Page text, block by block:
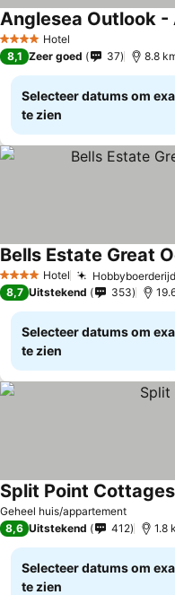
4 SterrenHotel
Anglesea Outlook -
8,1 Zeer goed 37 8.8
Selecteer datums om
te zien
4 SterrenHotel
Bells Estate Great
8,7 Uitstekend 353
Selecteer datums om
te zien
Geheel huis/appartement
Split Point Cottages
8,6 Uitstekend 412 1.8
Selecteer datums om
te zien